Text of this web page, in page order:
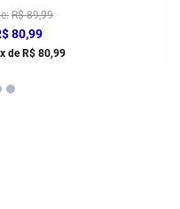
R$ 89,99
80,99
x de R$ 80,99